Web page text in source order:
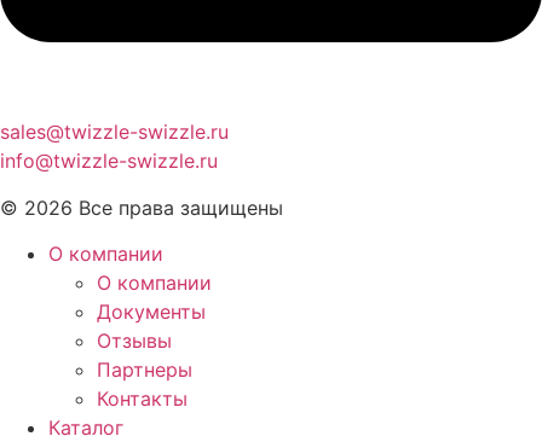
sales@twizzle-swizzle.ru
info@twizzle-swizzle.ru
© 2026 Все права защищены
О компании
О компании
Документы
Отзывы
Партнеры
Контакты
Каталог